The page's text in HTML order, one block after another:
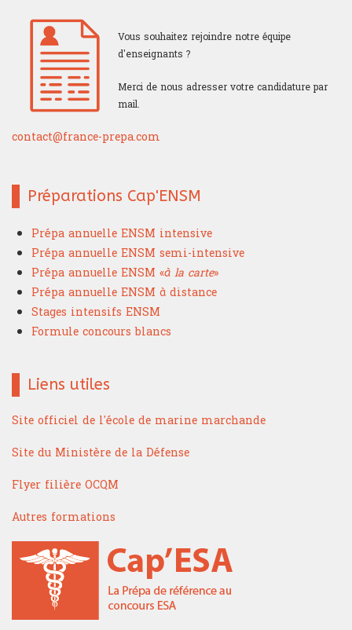
Vous souhaitez rejoindre notre équipe
d'enseignants ?
Merci de nous adresser votre candidature par
mail.
contact@france-prepa.com
Préparations Cap'ENSM
Prépa annuelle ENSM intensive
Prépa annuelle ENSM semi-intensive
Prépa annuelle ENSM «à la carte»
Prépa annuelle ENSM à distance
Stages intensifs ENSM
Formule concours blancs
Liens utiles
Site officiel de l'école de marine marchande
Site du Ministère de la Défense
Flyer filière OCQM
Autres formations